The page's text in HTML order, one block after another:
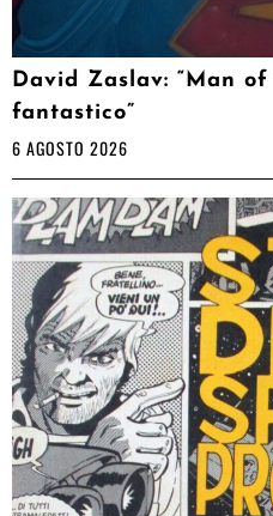
David Zaslav: “Man of
fantastico”
6 AGOSTO 2026